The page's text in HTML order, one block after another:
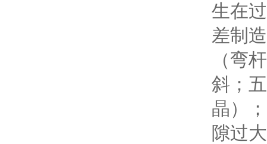
生在
差制
（弯
斜；
晶）
隙过